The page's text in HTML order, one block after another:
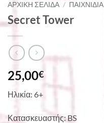
ΑΡΧΙΚΉ ΣΕΛΊΔΑ / ΠΑΙΧΝΊΔΙΑ
Secret Tower
25,00€
Ηλικία: 6+
Κατασκευαστής: BS